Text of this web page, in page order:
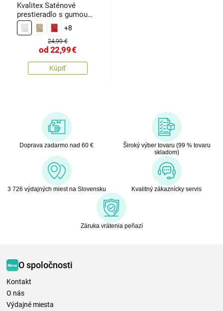
Kvalitex Saténové
prestieradlo s gumou
biela
+8
24,99 €
od 22,99€
Kúpiť
Doprava zadarmo nad 60 €
Široký výber tovaru (99 % tovaru
skladom)
3 726 výdajných miest na Slovensku Kvalitný zákaznícky servis
Záruka vrátenia peňazí
O spoločnosti
Kontakt
O nás
Výdajné miesta